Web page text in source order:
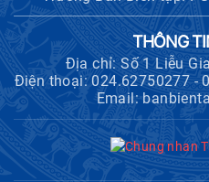
THÔNG
Địa chỉ: Số 1 Liễu
Điện thoại: 024.62750277 -
Email: